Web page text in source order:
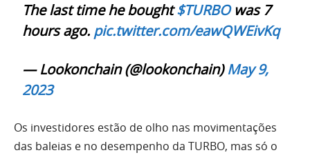
The last time he bought$TURBOwas 7
hours ago. pic.twitter.com/eawQWEivKq
— Lookonchain (@lookonchain)May 9,
2023
Os investidores estão de olho nas movimentações
das baleias e no desempenho da TURBO, mas só o